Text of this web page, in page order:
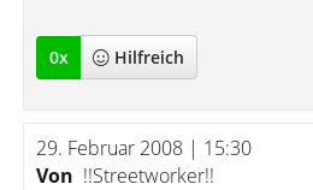
0x Hilfreich
29. Februar 2008 | 15:30
Von !!Streetworker!!